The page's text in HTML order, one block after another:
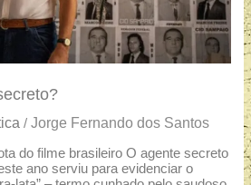
/Jorge Fernando dos Santos
do filme brasileiro O agente secreto
ano serviu para evidenciar o